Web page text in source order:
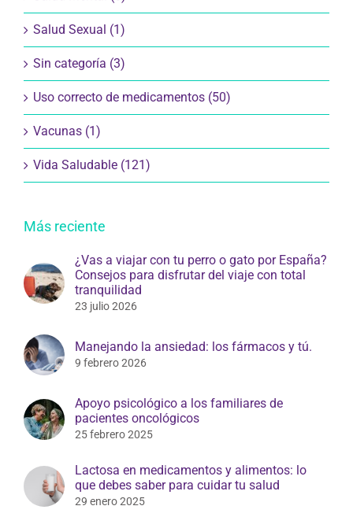
Salud Sexual (1)
Sin categoría (3)
Uso correcto de medicamentos (50)
Vacunas (1)
Vida Saludable (121)
Más reciente
¿Vas a viajar con tu perro o gato por España?
Consejos para disfrutar del viaje con total
tranquilidad
23 julio 2026
Manejando la ansiedad: los fármacos y tú.
9 febrero 2026
Apoyo psicológico a los familiares de
pacientes oncológicos
25 febrero 2025
Lactosa en medicamentos y alimentos: lo
que debes saber para cuidar tu salud
29 enero 2025